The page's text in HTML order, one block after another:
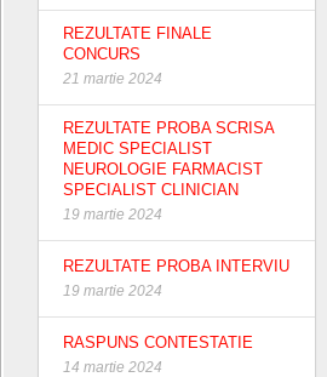
REZULTATE FINALE
CONCURS
21 martie 2024
REZULTATE PROBA SCRISA
MEDIC SPECIALIST
NEUROLOGIE FARMACIST
SPECIALIST CLINICIAN
19 martie 2024
REZULTATE PROBA INTERVIU
19 martie 2024
RASPUNS CONTESTATIE
14 martie 2024